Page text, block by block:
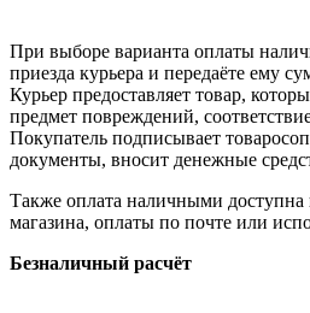
При выборе варианта оплаты
приезда курьера и передаёте ему
Курьер предоставляет товар,
предмет повреждений,
Покупатель подписывает
документы, вносит денежные
Также оплата наличными доступна
магазина, оплаты по почте или
Безналичный расчёт